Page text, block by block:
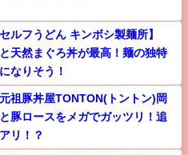
ルフうどん キンボシ製麺所】
天然まぐろ丼が最高！麺の独特
なりそう！
祖豚丼屋TONTON(トントン)岡
豚ロースをメガでガッツリ！追
リ！？